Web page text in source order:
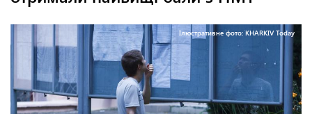
Ілюстративне фото: KHARKIV Today